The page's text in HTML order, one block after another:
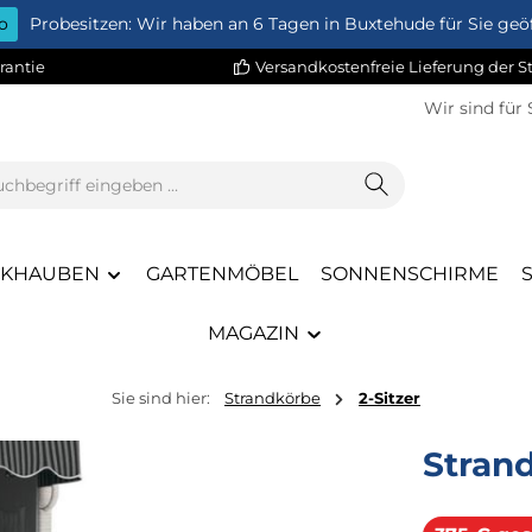
Probesitzen: Wir haben an 6 Tagen in Buxtehude für Sie
Versandkostenfreie Lieferung der
Wir sind für
GARTENMÖBEL SONNENSCHIRME
MAGAZIN
Sie sind hier: Strandkörbe 2-Sitzer